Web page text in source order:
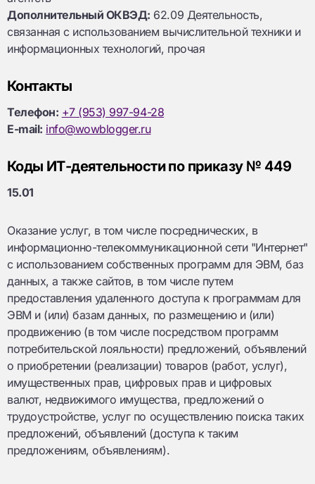
Дополнительный ОКВЭД: 62.09 Деятельность,
связанная с использованием вычислительной техники и
информационных технологий, прочая
Контакты
Телефон: +7 (953) 997-94-28
E-mail: info@wowblogger.ru
Коды ИТ-деятельности по приказу № 449
15.01
Оказание услуг, в том числе посреднических, в
информационно-телекоммуникационной сети "Интернет"
с использованием собственных программ для ЭВМ, баз
данных, а также сайтов, в том числе путем
предоставления удаленного доступа к программам для
ЭВМ и (или) базам данных, по размещению и (или)
продвижению (в том числе посредством программ
потребительской лояльности) предложений, объявлений
о приобретении (реализации) товаров (работ, услуг),
имущественных прав, цифровых прав и цифровых
валют, недвижимого имущества, предложений о
трудоустройстве, услуг по осуществлению поиска таких
предложений, объявлений (доступа к таким
предложениям, объявлениям).